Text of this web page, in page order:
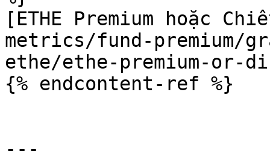
[ETHE Premium hoặc
metrics/fund-premium/
ethe/ethe-premium-or-
{% endcontent-ref %}
---